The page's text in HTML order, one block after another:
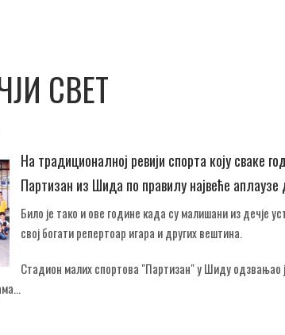
СВЕТ
На традиционалној ревији спорта коју сваке
Партизан из Шида по правилу највеће аплаузе
Било је тако и ове године када су малишани из
свој богати репертоар игара и других вештина.
Стадион малих спортова "Партизан" у Шиду одзвањао